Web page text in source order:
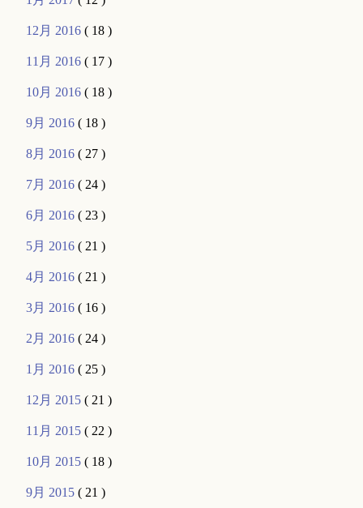
12月 2016( 18 )
11月 2016( 17 )
10月 2016( 18 )
9月 2016( 18 )
8月 2016( 27 )
7月 2016( 24 )
6月 2016( 23 )
5月 2016( 21 )
4月 2016( 21 )
3月 2016( 16 )
2月 2016( 24 )
1月 2016( 25 )
12月 2015( 21 )
11月 2015( 22 )
10月 2015( 18 )
9月 2015( 21 )